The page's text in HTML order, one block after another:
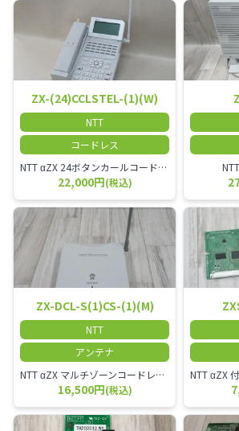
ZX-(24)CCLSTEL-(1)(W)
NTT
コードレス
NTT αZX 24ボタンカールコードレス電話機 無線タイプ、電話機と子機が離れるタイプのカールコードレス電話機です。 決裁者様等、オフィス内を頻繁に動かれる方のご使用が多いです。
22,000円(税込)
ZX-DCL-S(1)CS-(1)(M)
NTT
アンテナ
NTT αZX マルチゾーンコードレススターアンテナ(マスター)
16,500円(税込)